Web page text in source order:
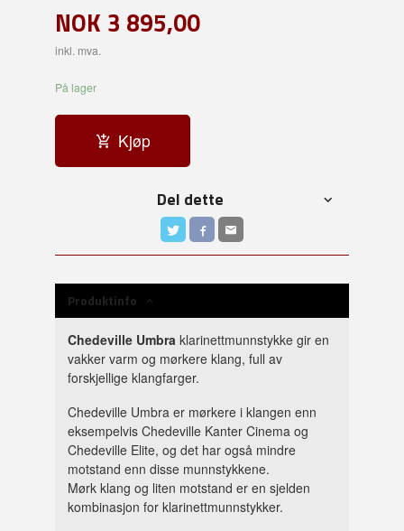
NOK 3 895,00
inkl. mva.
På lager
Kjøp
Del dette
Produktinfo
Chedeville Umbra klarinettmunnstykke gir en
vakker varm og mørkere klang, full av
forskjellige klangfarger.
Chedeville Umbra er mørkere i klangen enn
eksempelvis Chedeville Kanter Cinema og
Chedeville Elite, og det har også mindre
motstand enn disse munnstykkene.
Mørk klang og liten motstand er en sjelden
kombinasjon for klarinettmunnstykker.